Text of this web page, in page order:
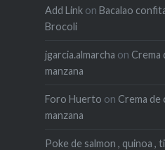
Add Linkon Bacalao
Brocoli
jgarcia.almarcha on Crema
manzana
Foro Huerto on Crema de
manzana
Poke de salmon , quinoa ,